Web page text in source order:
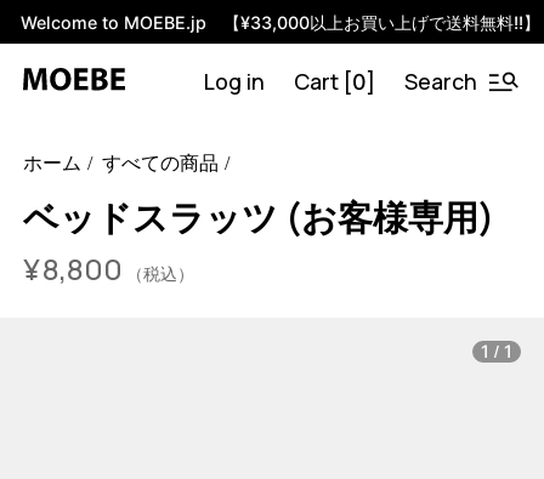
Welcome to MOEBE.jp 【¥33,000以上お買い上げで送料無料!!】
Log in Cart [0] Search
/products/
ホーム すべての商品
ベッドスラッツ (お客様専用)
¥8,800 （税込）
1 / 1